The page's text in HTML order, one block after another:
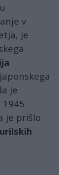
v
je
je
1945
je prišlo